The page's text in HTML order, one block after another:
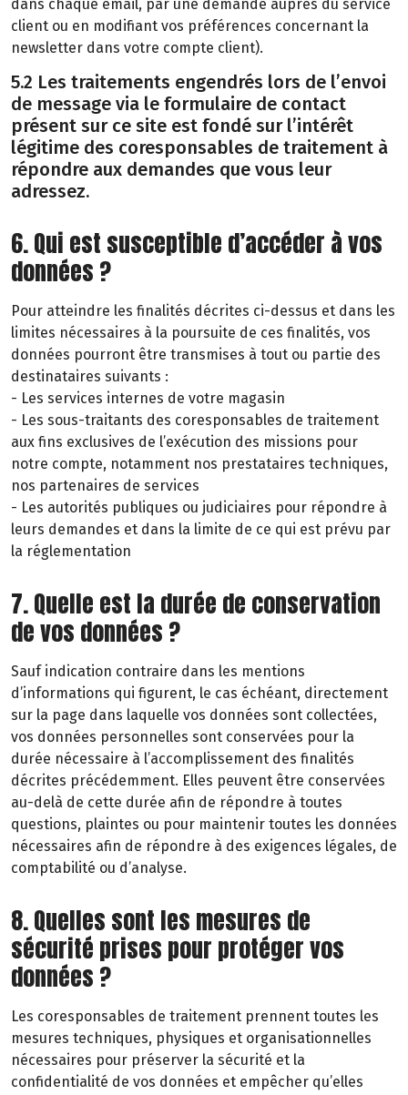
dans chaque email, par une demande auprès du service
client ou en modifiant vos préférences concernant la
newsletter dans votre compte client).
5.2 Les traitements engendrés lors de l’envoi
de message via le formulaire de contact
présent sur ce site est fondé sur l’intérêt
légitime des coresponsables de traitement à
répondre aux demandes que vous leur
adressez.
6. Qui est susceptible d’accéder à vos
données ?
Pour atteindre les finalités décrites ci-dessus et dans les
limites nécessaires à la poursuite de ces finalités, vos
données pourront être transmises à tout ou partie des
destinataires suivants :
- Les services internes de votre magasin
- Les sous-traitants des coresponsables de traitement
aux fins exclusives de l’exécution des missions pour
notre compte, notamment nos prestataires techniques,
nos partenaires de services
- Les autorités publiques ou judiciaires pour répondre à
leurs demandes et dans la limite de ce qui est prévu par
la réglementation
7. Quelle est la durée de conservation
de vos données ?
Sauf indication contraire dans les mentions
d’informations qui figurent, le cas échéant, directement
sur la page dans laquelle vos données sont collectées,
vos données personnelles sont conservées pour la
durée nécessaire à l’accomplissement des finalités
décrites précédemment. Elles peuvent être conservées
au-delà de cette durée afin de répondre à toutes
questions, plaintes ou pour maintenir toutes les données
nécessaires afin de répondre à des exigences légales, de
comptabilité ou d’analyse.
8. Quelles sont les mesures de
sécurité prises pour protéger vos
données ?
Les coresponsables de traitement prennent toutes les
mesures techniques, physiques et organisationnelles
nécessaires pour préserver la sécurité et la
confidentialité de vos données et empêcher qu’elles